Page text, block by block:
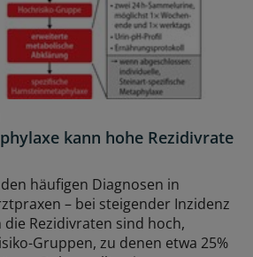
kann hohe Rezidivrate
häufigen Diagnosen in
– bei steigender Inzidenz
die Rezidivraten sind hoch,
Gruppen, zu denen etwa 25%